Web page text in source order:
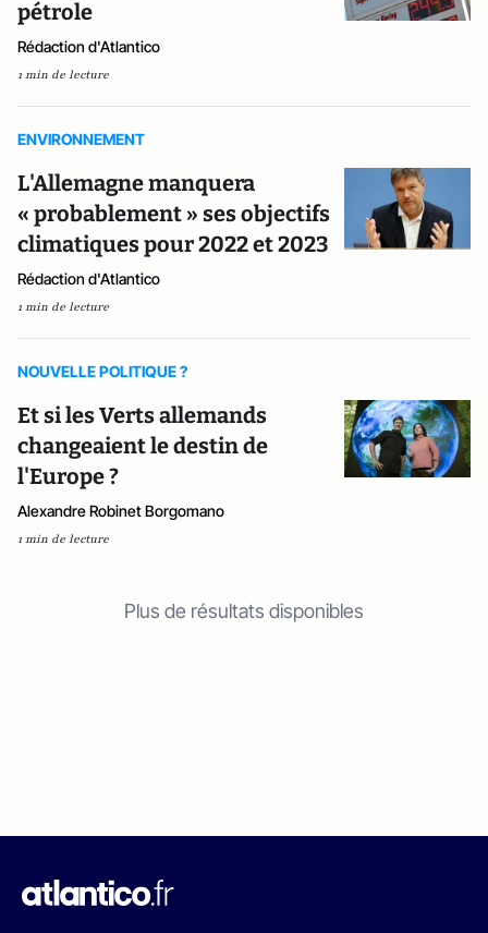
pétrole
Rédaction d'Atlantico
1 min de lecture
ENVIRONNEMENT
L'Allemagne manquera
« probablement » ses objectifs
climatiques pour 2022 et 2023
Rédaction d'Atlantico
1 min de lecture
NOUVELLE POLITIQUE ?
Et si les Verts allemands
changeaient le destin de
l'Europe ?
Alexandre Robinet Borgomano
1 min de lecture
Plus de résultats disponibles